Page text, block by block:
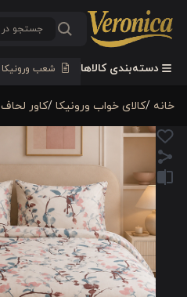
دسته‌بندی کالاها شعب ورونیکا
خانه /کالای خواب ورونیکا /کاور لحاف